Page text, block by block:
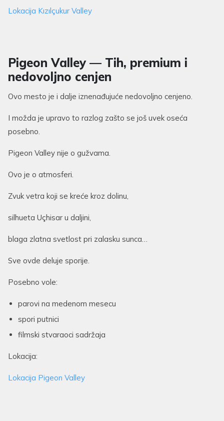
Lokacija Kızılçukur Valley
Pigeon Valley — Tih, premium i
nedovoljno cenjen
Ovo mesto je i dalje iznenađujuće nedovoljno cenjeno.
I možda je upravo to razlog zašto se još uvek oseća
posebno.
Pigeon Valley nije o gužvama.
Ovo je o atmosferi.
Zvuk vetra koji se kreće kroz dolinu,
silhueta Uçhisar u daljini,
blaga zlatna svetlost pri zalasku sunca…
Sve ovde deluje sporije.
Posebno vole:
parovi na medenom mesecu
spori putnici
filmski stvaraoci sadržaja
Lokacija:
Lokacija Pigeon Valley